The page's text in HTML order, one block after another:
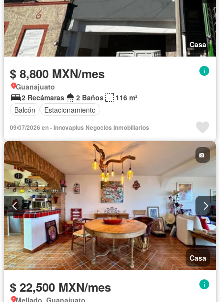
Casa
$ 8,800 MXN/mes
Guanajuato
2 Recámaras
2 Baños
116 m²
Balcón
Estacionamiento
09/07/2026 en - Innovaplus Negocios Inmobiliarios
Casa
$ 22,500 MXN/mes
Mellado, Guanajuato